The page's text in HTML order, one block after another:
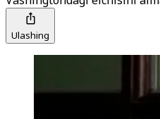
Ulashing